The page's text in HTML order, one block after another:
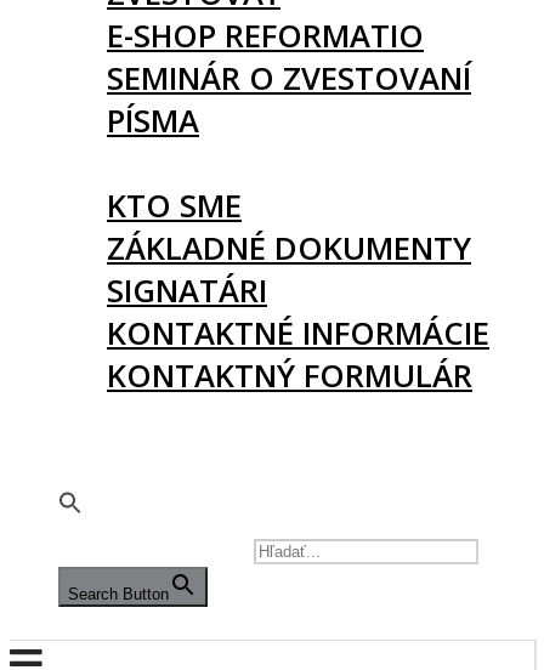
E-SHOP REFORMATIO
SEMINÁR O ZVESTOVANÍ
PÍSMA
KTO SME
ZÁKLADNÉ DOKUMENTY
SIGNATÁRI
KONTAKTNÉ INFORMÁCIE
KONTAKTNÝ FORMULÁR
Search Button